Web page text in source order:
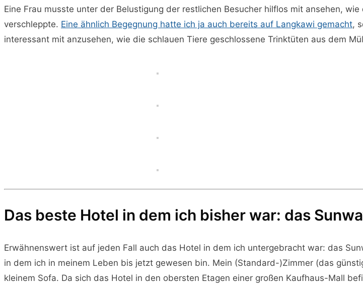
Eine Frau musste unter der Belustigung der restlichen Besucher hilflos mit ansehen,
verschleppte. Eine ähnlich Begegnung hatte ich ja auch bereits auf Langkawi gemacht,
interessant mit anzusehen, wie die schlauen Tiere geschlossene Trinktüten aus dem
Das beste Hotel in dem ich bisher war: das
Erwähnenswert ist auf jeden Fall auch das Hotel in dem ich untergebracht war: das
in dem ich in meinem Leben bis jetzt gewesen bin. Mein (Standard-)Zimmer (das
kleinem Sofa. Da sich das Hotel in den obersten Etagen einer großen Kaufhaus-Mall